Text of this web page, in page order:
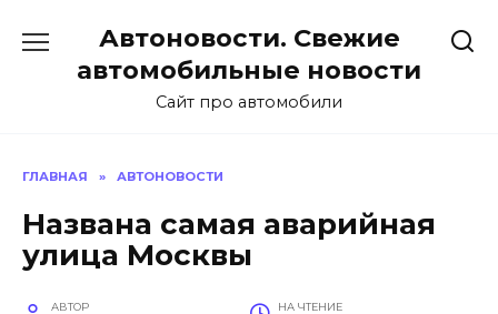
содержанию
Автоновости. Свежие
автомобильные новости
Сайт про автомобили
ГЛАВНАЯ » АВТОНОВОСТИ
Названа самая аварийная
улица Москвы
АВТОР НА ЧТЕНИЕ